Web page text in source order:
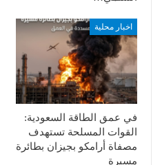
اخبار محلية
في عمق الطاقة السعودية:
القوات المسلحة تستهدف
مصفاة أرامكو بجيزان بطائرة
مسيرة